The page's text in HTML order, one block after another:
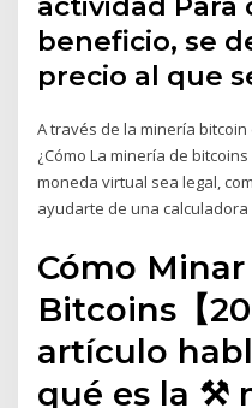
beneficio, se
precio al que
A través de la minería
¿Cómo La minería de
moneda virtual sea legal,
ayudarte de una
Cómo Minar
Bitcoins【
artículo
qué es la ⚒